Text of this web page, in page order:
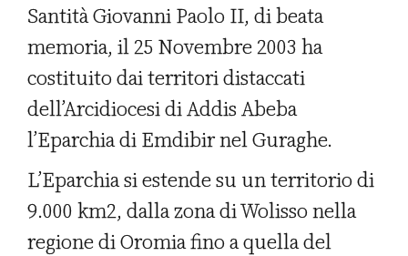
Santità Giovanni Paolo II, di beata
memoria, il 25 Novembre 2003 ha
costituito dai territori distaccati
dell’Arcidiocesi di Addis Abeba
l’Eparchia di Emdibir nel Guraghe.
L’Eparchia si estende su un territorio di
9.000 km2, dalla zona di Wolisso nella
regione di Oromia fino a quella del